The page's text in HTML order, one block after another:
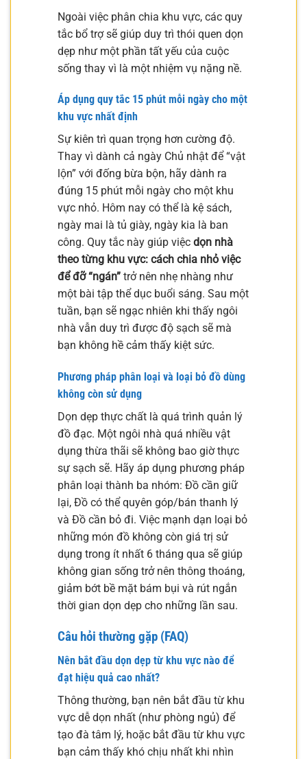
Ngoài việc phân chia khu vực, các quy
tắc bổ trợ sẽ giúp duy trì thói quen dọn
dẹp như một phần tất yếu của cuộc
sống thay vì là một nhiệm vụ nặng nề.
Áp dụng quy tắc 15 phút mỗi ngày cho một
khu vực nhất định
Sự kiên trì quan trọng hơn cường độ.
Thay vì dành cả ngày Chủ nhật để “vật
lộn” với đống bừa bộn, hãy dành ra
đúng 15 phút mỗi ngày cho một khu
vực nhỏ. Hôm nay có thể là kệ sách,
ngày mai là tủ giày, ngày kia là ban
công. Quy tắc này giúp việc dọn nhà
theo từng khu vực: cách chia nhỏ việc
để đỡ “ngán” trở nên nhẹ nhàng như
một bài tập thể dục buổi sáng. Sau một
tuần, bạn sẽ ngạc nhiên khi thấy ngôi
nhà vẫn duy trì được độ sạch sẽ mà
bạn không hề cảm thấy kiệt sức.
Phương pháp phân loại và loại bỏ đồ dùng
không còn sử dụng
Dọn dẹp thực chất là quá trình quản lý
đồ đạc. Một ngôi nhà quá nhiều vật
dụng thừa thãi sẽ không bao giờ thực
sự sạch sẽ. Hãy áp dụng phương pháp
phân loại thành ba nhóm: Đồ cần giữ
lại, Đồ có thể quyên góp/bán thanh lý
và Đồ cần bỏ đi. Việc mạnh dạn loại bỏ
những món đồ không còn giá trị sử
dụng trong ít nhất 6 tháng qua sẽ giúp
không gian sống trở nên thông thoáng,
giảm bớt bề mặt bám bụi và rút ngắn
thời gian dọn dẹp cho những lần sau.
Câu hỏi thường gặp (FAQ)
Nên bắt đầu dọn dẹp từ khu vực nào để
đạt hiệu quả cao nhất?
Thông thường, bạn nên bắt đầu từ khu
vực dễ dọn nhất (như phòng ngủ) để
tạo đà tâm lý, hoặc bắt đầu từ khu vực
bạn cảm thấy khó chịu nhất khi nhìn